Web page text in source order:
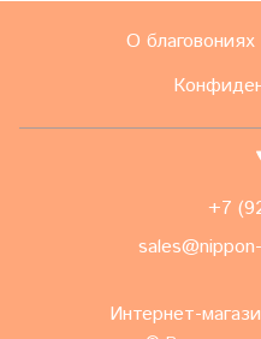
О благовониях
+7
Интернет-